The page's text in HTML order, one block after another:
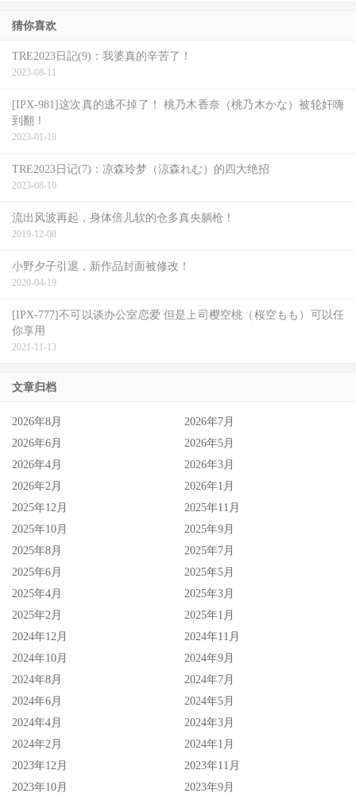
所以除非是Alp忘了把天川そら(天川空)的名字放到官网或是
作，不然现在看似没有事务所的她一定要找新东家才能回去
出她的经纪公司，不管是待在Alp没走也好或是有新的事务
等我〜〜
猜你喜欢
TRE2023日記(9)：我婆真的辛苦了！
2023-08-11
[IPX-981]这次真的逃不掉了！ 桃乃木香奈（桃乃木かな）被轮奸嗨
到翻！
2023-01-19
TRE2023日记(7)：凉森玲梦（涼森れむ）的四大绝招
2023-08-10
流出风波再起，身体倍儿软的仓多真央躺枪！
2019-12-08
小野夕子引退，新作品封面被修改！
2020-04-19
[IPX-777]不可以谈办公室恋爱 但是上司樱空桃（桜空もも）可以任
你享用
2021-11-13
文章归档
2026年8月
2026年7月
2026年6月
2026年5月
2026年4月
2026年3月
2026年2月
2026年1月
2025年12月
2025年11月
2025年10月
2025年9月
2025年8月
2025年7月
2025年6月
2025年5月
2025年4月
2025年3月
2025年2月
2025年1月
2024年12月
2024年11月
2024年10月
2024年9月
2024年8月
2024年7月
2024年6月
2024年5月
2024年4月
2024年3月
2024年2月
2024年1月
2023年12月
2023年11月
2023年10月
2023年9月